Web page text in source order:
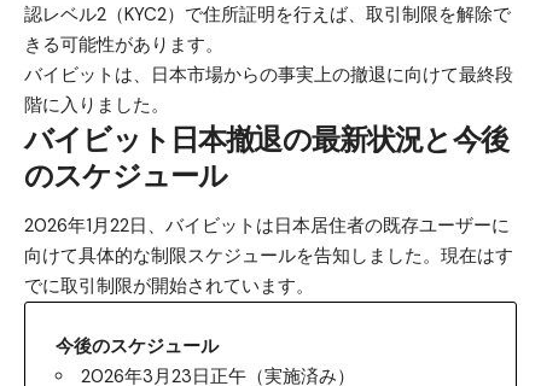
認レベル2（KYC2） で住所証明を行えば、取引制限を解除で
きる可能性があります。
バイビットは、日本市場からの事実上の撤退に向けて最終段
階に入りました。
バイビット日本撤退の最新状況と今後
のスケジュール
2026年1月22日、バイビットは日本居住者の既存ユーザーに
向けて具体的な制限スケジュールを告知 しました。現在はす
でに取引制限が開始されています。
今後のスケジュール
2026年3月23日正午（実施済み）